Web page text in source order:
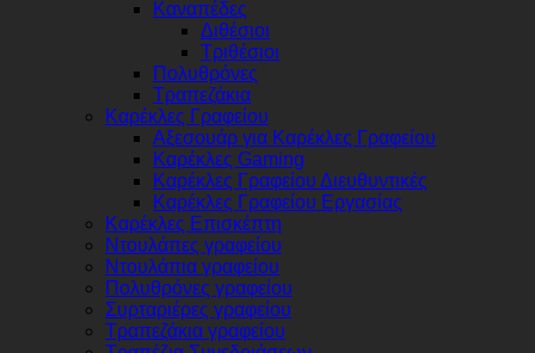
Καναπέδες
Διθέσιοι
Τριθέσιοι
Πολυθρόνες
Τραπεζάκια
Καρέκλες Γραφείου
Αξεσουάρ για Καρέκλες Γραφείου
Καρέκλες Gaming
Καρέκλες Γραφείου Διευθυντικές
Καρέκλες Γραφείου Εργασίας
Καρέκλες Επισκέπτη
Ντουλάπες γραφείου
Ντουλάπια γραφείου
Πολυθρόνες γραφείου
Συρταριέρες γραφείου
Τραπεζάκια γραφείου